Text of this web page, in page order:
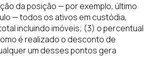
da posição — por exemplo, último
— todos os ativos em custódia,
incluindo imóveis; (3) o percentual
é realizado o desconto de
um desses pontos gera